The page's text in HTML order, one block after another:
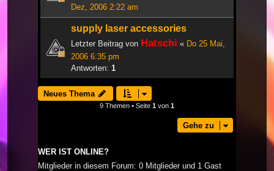
Dez, 2006 2:22 am
supply laser accessories
Letzter Beitrag von Hatschi « Do 25 Mai,
2006 6:35 pm
Antworten: 1
Neues Thema
9 Themen • Seite 1 von 1
Gehe zu
WER IST ONLINE?
Mitglieder in diesem Forum: 0 Mitglieder und 1 Gast